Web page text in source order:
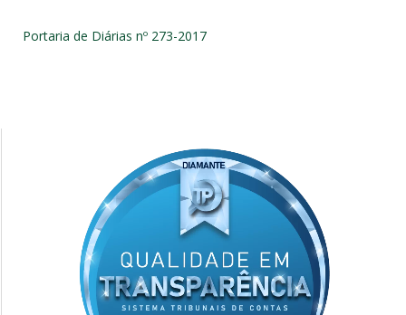
Portaria de Diárias nº 273-2017